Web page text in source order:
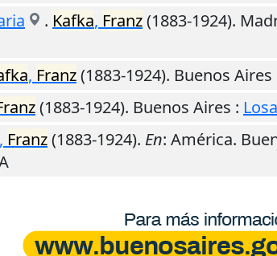
. Kafka, Franz(1883-1924).
, Franz(1883-1924). Buenos Aires
(1883-1924). Buenos Aires :
, Franz(1883-1924). En: América.